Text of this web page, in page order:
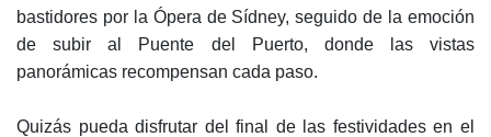
bastidores por la Ópera de Sídney, seguido de la emoción
de subir al Puente del Puerto, donde las vistas
panorámicas recompensan cada paso.
Quizás pueda disfrutar del final de las festividades en el